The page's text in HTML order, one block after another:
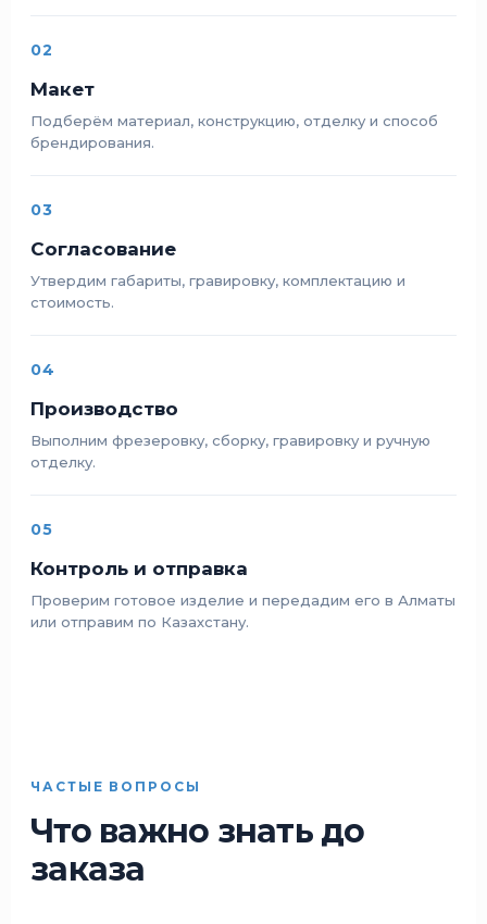
02
Макет
Подберём материал, конструкцию, отделку и способ
брендирования.
03
Согласование
Утвердим габариты, гравировку, комплектацию и
стоимость.
04
Производство
Выполним фрезеровку, сборку, гравировку и ручную
отделку.
05
Контроль и отправка
Проверим готовое изделие и передадим его в Алматы
или отправим по Казахстану.
ЧАСТЫЕ ВОПРОСЫ
Что важно знать до
заказа